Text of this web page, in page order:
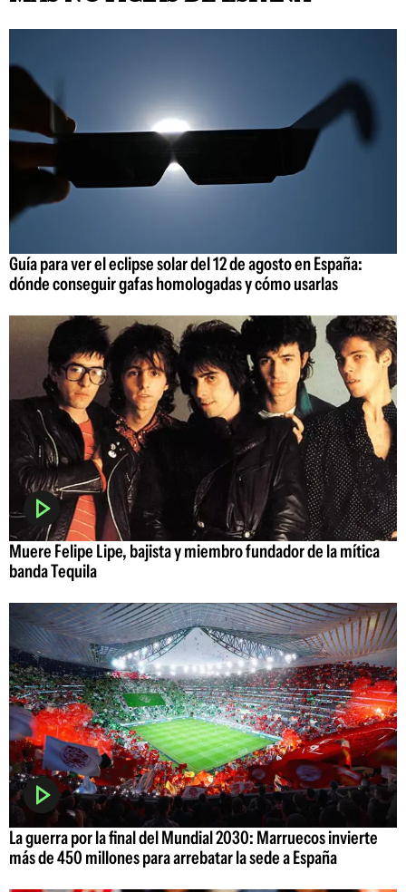
Guía para ver el eclipse solar del 12 de agosto en España:
dónde conseguir gafas homologadas y cómo usarlas
Muere Felipe Lipe, bajista y miembro fundador de la mítica
banda Tequila
La guerra por la final del Mundial 2030: Marruecos invierte
más de 450 millones para arrebatar la sede a España